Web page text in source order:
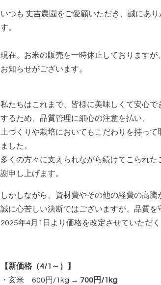
いつも 丈吉農園をご愛顧いただき、誠にあり
す。
現在、お米の販売を一時休止しておりますが
お知らせがございます。
私たちはこれまで、皆様に美味しくて安心で
するため、品質管理に細心の注意を払い、
土づくりや栽培においてもこだわりを持って
ました。
多くの方々に支えられながら続けてこられた
謝申し上げます。
しかしながら、資材費やその他の経費の高
誠に心苦しい決断ではございますが、品質
2025年4月1日より価格を改定させていただく
【新価格（4/1～）】
・玄米 600円/1kg → 700円/1kg